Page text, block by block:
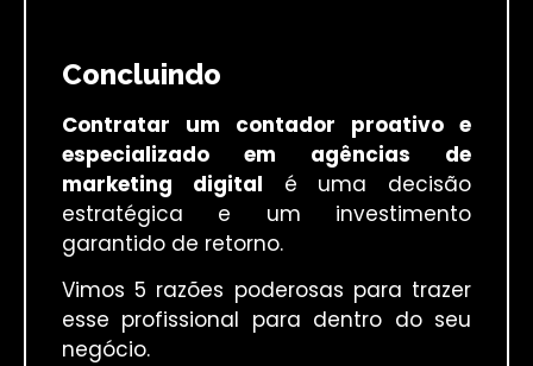
Concluindo
Contratar um contador proativo e
especializado em agências de
marketing digital é uma decisão
estratégica e um investimento
garantido de retorno.
Vimos 5 razões poderosas para trazer
esse profissional para dentro do seu
negócio.